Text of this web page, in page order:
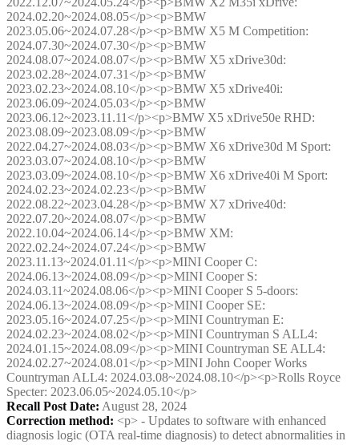
2024.02.20~2024.08.05</p><p>BMW
2023.05.06~2024.07.28</p><p>BMW X5 M Competition:
2024.07.30~2024.07.30</p><p>BMW
2024.08.07~2024.08.07</p><p>BMW X5 xDrive30d:
2023.02.28~2024.07.31</p><p>BMW
2023.02.23~2024.08.10</p><p>BMW X5 xDrive40i:
2023.06.09~2024.05.03</p><p>BMW
2023.06.12~2023.11.11</p><p>BMW X5 xDrive50e RHD:
2023.08.09~2023.08.09</p><p>BMW
2022.04.27~2024.08.03</p><p>BMW X6 xDrive30d M Sport:
2023.03.07~2024.08.10</p><p>BMW
2023.03.09~2024.08.10</p><p>BMW X6 xDrive40i M Sport:
2024.02.23~2024.02.23</p><p>BMW
2022.08.22~2023.04.28</p><p>BMW X7 xDrive40d:
2022.07.20~2024.08.07</p><p>BMW
2022.10.04~2024.06.14</p><p>BMW XM:
2022.02.24~2024.07.24</p><p>BMW
2023.11.13~2024.01.11</p><p>MINI Cooper C:
2024.06.13~2024.08.09</p><p>MINI Cooper S:
2024.03.11~2024.08.06</p><p>MINI Cooper S 5-doors:
2024.06.13~2024.08.09</p><p>MINI Cooper SE:
2023.05.16~2024.07.25</p><p>MINI Countryman E:
2024.02.23~2024.08.02</p><p>MINI Countryman S ALL4:
2024.01.15~2024.08.09</p><p>MINI Countryman SE ALL4:
2024.02.27~2024.08.01</p><p>MINI John Cooper Works
Countryman ALL4: 2024.03.08~2024.08.10</p><p>Rolls Royce
Specter: 2023.06.05~2024.05.10</p>
Recall Post Date: August 28, 2024
Correction method: <p> - Updates to software with enhanced
diagnosis logic (OTA real-time diagnosis) to detect abnormalities in